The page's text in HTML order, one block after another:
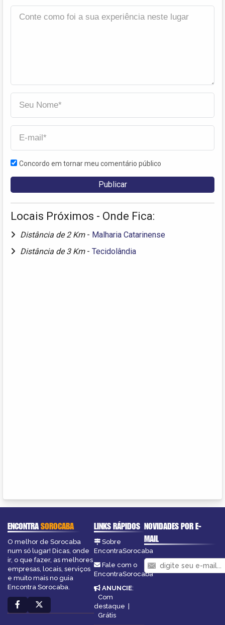
Concordo em tornar meu comentário público
Locais Próximos - Onde Fica:
Distância de 2 Km - Malharia Catarinense
Distância de 3 Km - Tecidolândia
ENCONTRASOROCABA
O melhor de Sorocaba
num só lugar! Dicas, onde
ir, o que fazer, as melhores
empresas, locais, serviços
e muito mais no guia
Encontra Sorocaba.
LINKS RÁPIDOS
Sobre
EncontraSorocaba
Fale com o
EncontraSorocaba
ANUNCIE:
Com
destaque |
Grátis
NOVIDADES POR E-
MAIL